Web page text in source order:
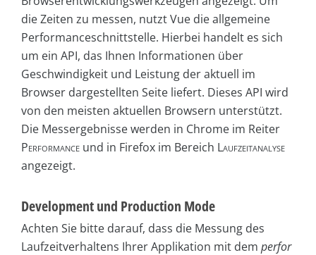
die Zeiten zu messen, nutzt Vue die allgemeine
Performanceschnittstelle. Hierbei handelt es sich
um ein API, das Ihnen Informationen über
Geschwindigkeit und Leistung der aktuell im
Browser dargestellten Seite liefert. Dieses API wird
von den meisten aktuellen Browsern unterstützt.
Die Messergebnisse werden in Chrome im Reiter
Performance und in Firefox im Bereich Laufzeitanalyse
angezeigt.
Development und Production Mode
Achten Sie bitte darauf, dass die Messung des
Laufzeitverhaltens Ihrer Applikation mit dem perfor